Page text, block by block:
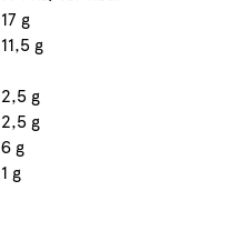
17 g
11,5 g
2,5 g
2,5 g
6 g
1 g